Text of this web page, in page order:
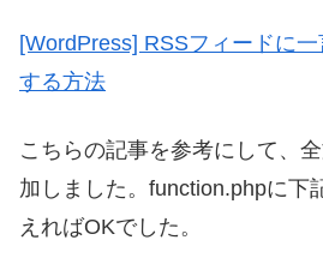
[WordPress] RSSフィードに
する方法
こちらの記事を参考にして、
加しました。function.phpに下
えればOKでした。